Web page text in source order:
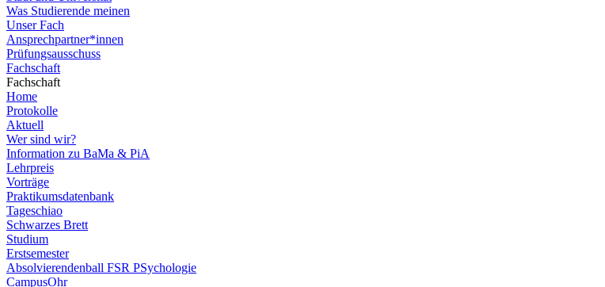
Was Studierende meinen
Unser Fach
Ansprechpartner*innen
Prüfungsausschuss
Fachschaft
Fachschaft
Home
Protokolle
Aktuell
Wer sind wir?
Information zu BaMa & PiA
Lehrpreis
Vorträge
Praktikumsdatenbank
Tageschiao
Schwarzes Brett
Studium
Erstsemester
Absolvierendenball FSR PSychologie
CampusOhr